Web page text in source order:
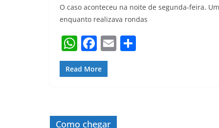
O caso aconteceu na noite de segunda-feira.
enquanto realizava rondas
W
h
at
p
F
a
c
o
E
Read More
Como chegar